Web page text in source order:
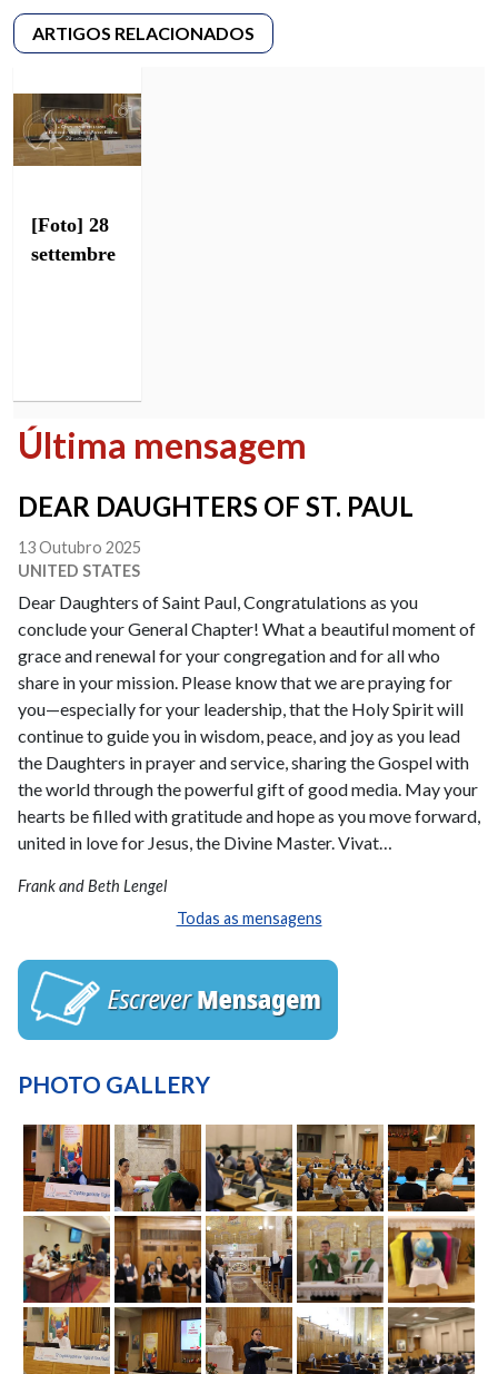
[Foto] 28
settembre
Última mensagem
DEAR DAUGHTERS OF ST. PAUL
13 Outubro 2025
UNITED STATES
Dear Daughters of Saint Paul, Congratulations as you
conclude your General Chapter! What a beautiful moment of
grace and renewal for your congregation and for all who
share in your mission. Please know that we are praying for
you—especially for your leadership, that the Holy Spirit will
continue to guide you in wisdom, peace, and joy as you lead
the Daughters in prayer and service, sharing the Gospel with
the world through the powerful gift of good media. May your
hearts be filled with gratitude and hope as you move forward,
united in love for Jesus, the Divine Master. Vivat…
Frank and Beth Lengel
Todas as mensagens
PHOTO GALLERY